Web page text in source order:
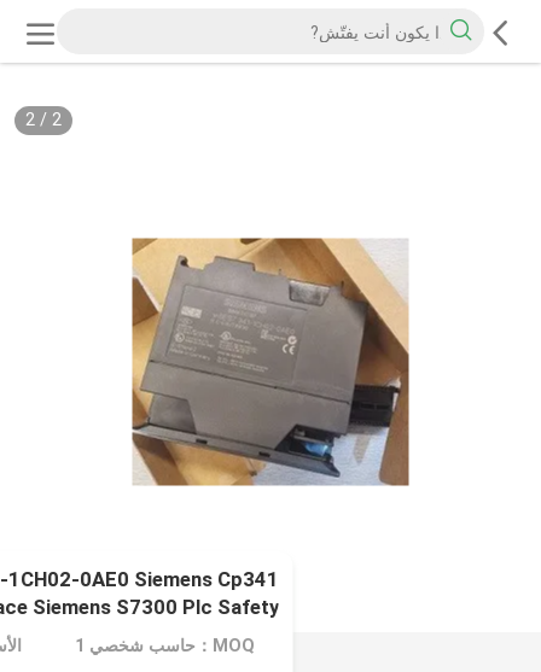
2
/
2
0AE0 Siemens Cp341
Siemens S7300 Plc Safety
CpuMOQ：حاسب شخصي 1